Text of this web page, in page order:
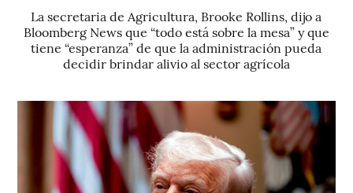
La secretaria de Agricultura, Brooke Rollins, dijo a
Bloomberg News que “todo está sobre la mesa” y que
tiene “esperanza” de que la administración pueda
decidir brindar alivio al sector agrícola